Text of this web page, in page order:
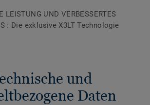
LEISTUNG UND VERBESSERTES
: Die exklusive X3LT Technologie
und
Daten